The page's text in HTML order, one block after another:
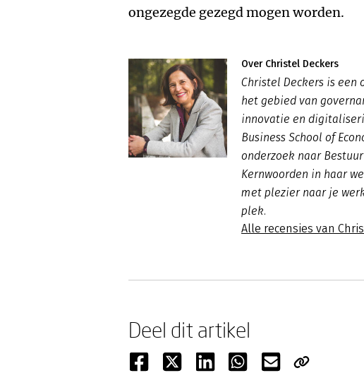
ongezegde gezegd mogen worden.
Over Christel Deckers
Christel Deckers is
het gebied van
innovatie en
Business School of
onderzoek naar
Kernwoorden in haar
met plezier naar je
plek.
Alle recensies van
Deel dit artikel